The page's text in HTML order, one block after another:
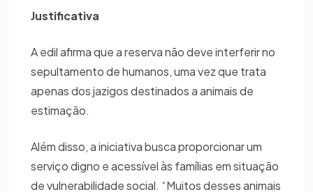
Justificativa
A edil afirma que a reserva não deve interferir no
sepultamento de humanos, uma vez que trata
apenas dos jazigos destinados a animais de
estimação.
Além disso, a iniciativa busca proporcionar um
serviço digno e acessível às famílias em situação
de vulnerabilidade social. “Muitos desses animais